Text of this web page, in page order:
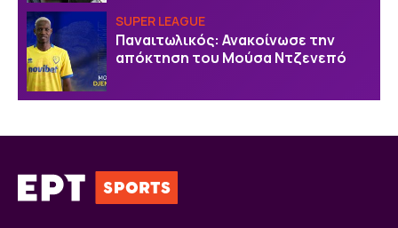
SUPER LEAGUE
Παναιτωλικός: Ανακοίνωσε την
απόκτηση του Μούσα Ντζενεπό